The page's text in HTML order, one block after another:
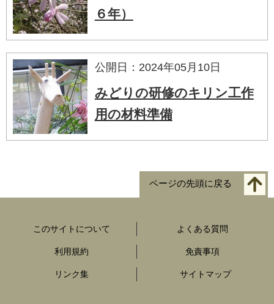
６年）
公開日：2024年05月10日
みどりの研修のキリン工作
用の材料準備
ページの先頭に戻る
このサイトについて よくある質問
利用規約 免責事項
リンク集 サイトマップ